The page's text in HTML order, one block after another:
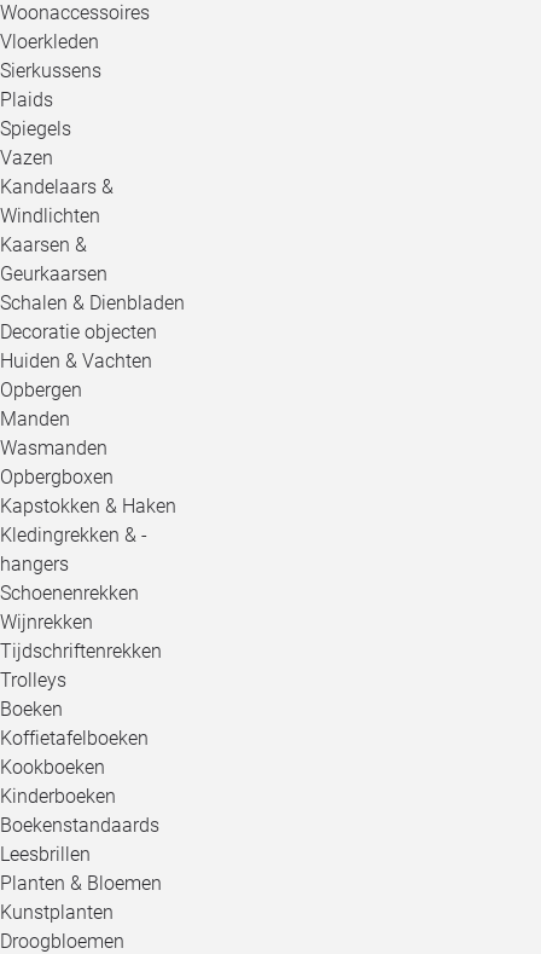
Woonaccessoires
Vloerkleden
Sierkussens
Plaids
Spiegels
Vazen
Kandelaars &
Windlichten
Kaarsen &
Geurkaarsen
Schalen & Dienbladen
Decoratie objecten
Huiden & Vachten
Opbergen
Manden
Wasmanden
Opbergboxen
Kapstokken & Haken
Kledingrekken & -
hangers
Schoenenrekken
Wijnrekken
Tijdschriftenrekken
Trolleys
Boeken
Koffietafelboeken
Kookboeken
Kinderboeken
Boekenstandaards
Leesbrillen
Planten & Bloemen
Kunstplanten
Droogbloemen